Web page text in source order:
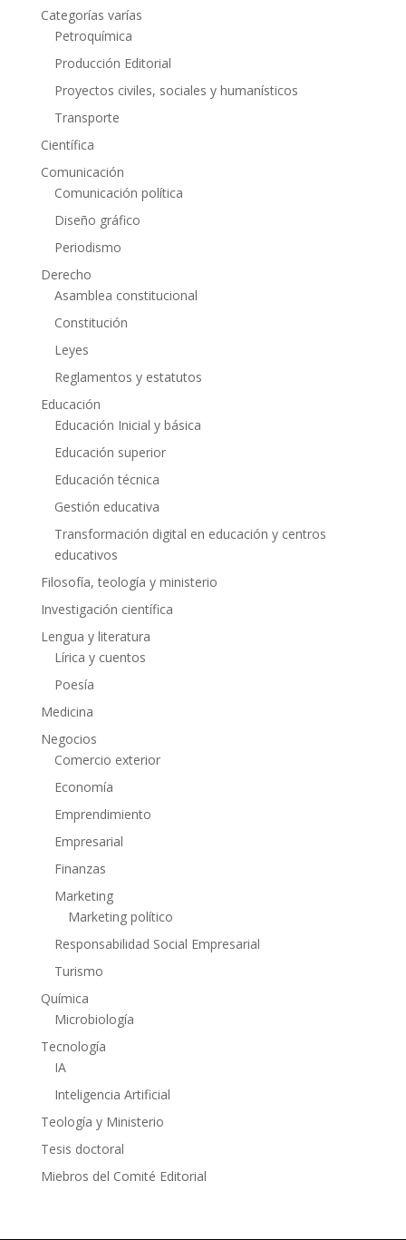
Categorías varías
Petroquímica
Producción Editorial
Proyectos civiles, sociales y humanísticos
Transporte
Científica
Comunicación
Comunicación política
Diseño gráfico
Periodismo
Derecho
Asamblea constitucional
Constitución
Leyes
Reglamentos y estatutos
Educación
Educación Inicial y básica
Educación superior
Educación técnica
Gestión educativa
Transformación digital en educación y centros
educativos
Filosofía, teología y ministerio
Investigación científica
Lengua y literatura
Lírica y cuentos
Poesía
Medicina
Negocios
Comercio exterior
Economía
Emprendimiento
Empresarial
Finanzas
Marketing
Marketing político
Responsabilidad Social Empresarial
Turismo
Química
Microbiología
Tecnología
IA
Inteligencia Artificial
Teología y Ministerio
Tesis doctoral
Miebros del Comité Editorial